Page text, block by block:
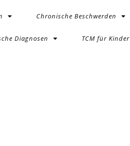
Chronische Beschwerden
Diagnosen TCM für Kinder